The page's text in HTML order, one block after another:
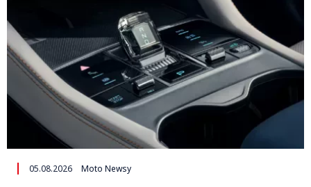
05.08.2026 Moto Newsy